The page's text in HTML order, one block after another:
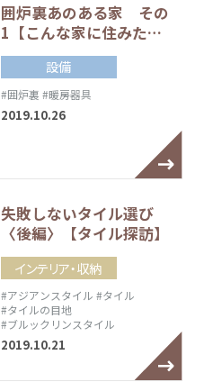
囲炉裏あのある家 その
1【こんな家に住みた…
設備
#囲炉裏 #暖房器具
2019.10.26
失敗しないタイル選び
〈後編〉【タイル探訪】
インテリア・収納
#アジアンスタイル #タイル
#タイルの目地
#ブルックリンスタイル
2019.10.21